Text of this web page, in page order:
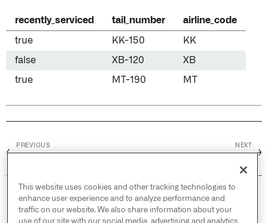
recently_serviced tail_number airline_code
true KK-150 KK
false XB-120 XB
true MT-190 MT
←
PREVIOUS NEXT
→
© 2026 Palantir Technologies Inc. All rights
reserved.
This website uses cookies and other tracking technologies to
enhance user experience and to analyze performance and
traffic on our website. We also share information about your